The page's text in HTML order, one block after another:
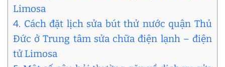
Limosa
4. Cách đặt lịch sửa bút thử nước quận Thủ
Đức ở Trung tâm sửa chữa điện lạnh – điện
tử Limosa